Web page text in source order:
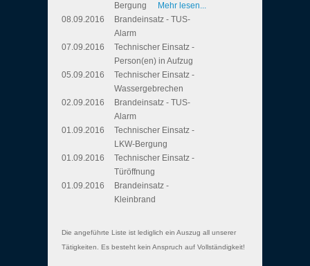
Bergung
Mehr lesen...
08.09.2016
Brandeinsatz - TUS-
Alarm
07.09.2016
Technischer Einsatz -
Person(en) in Aufzug
05.09.2016
Technischer Einsatz -
Wassergebrechen
02.09.2016
Brandeinsatz - TUS-
Alarm
01.09.2016
Technischer Einsatz -
LKW-Bergung
01.09.2016
Technischer Einsatz -
Türöffnung
01.09.2016
Brandeinsatz -
Kleinbrand
Die angeführte Liste ist lediglich ein Auszug all unserer
Tätigkeiten. Es besteht kein Anspruch auf Vollständigkeit!